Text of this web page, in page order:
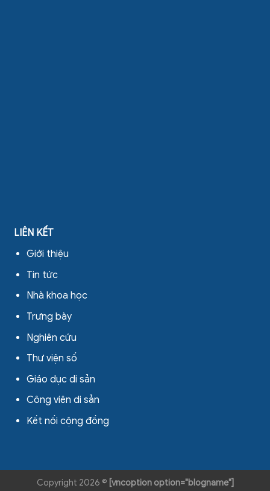
LIÊN KẾT
Giới thiệu
Tin tức
Nhà khoa học
Trưng bày
Nghiên cứu
Thư viện số
Giáo dục di sản
Công viên di sản
Kết nối cộng đồng
Copyright 2026 © [vncoption option="blogname"]